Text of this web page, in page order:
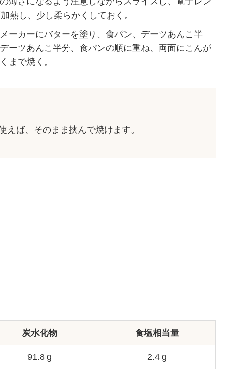
熱し、少し柔らかくしておく。
ーカーにバターを塗り、食パン、デーツあんこ半
ーツあんこ半分、食パンの順に重ね、両面にこんが
まで焼く。
えば、そのまま挟んで焼けます。
炭水化物
91.8 g
食塩相当量
2.4 g